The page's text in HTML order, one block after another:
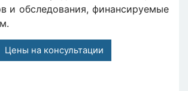
и обследования, финансируемые
Цены на консультации